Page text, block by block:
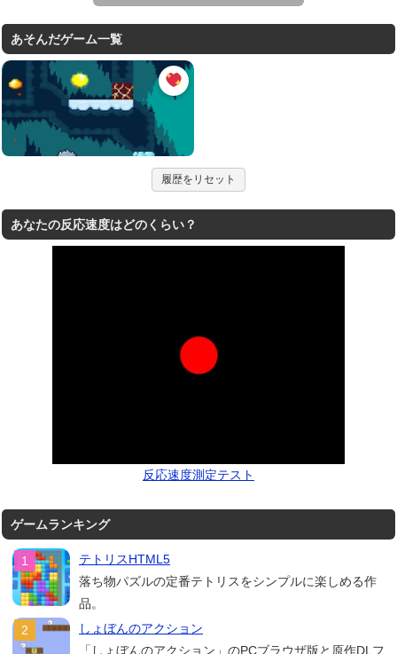
あそんだゲーム一覧
履歴をリセット
あなたの反応速度はどのくらい？
反応速度測定テスト
ゲームランキング
テトリスHTML5
落ち物パズルの定番テトリスをシンプルに楽しめる作
品。
しょぼんのアクション
「しょぼんのアクション」のPCブラウザ版と原作DLフ...